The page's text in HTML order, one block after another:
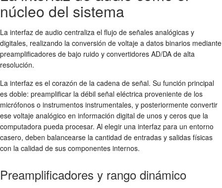
núcleo del sistema
La interfaz de audio centraliza el flujo de señales analógicas y
digitales, realizando la conversión de voltaje a datos binarios mediante
preamplificadores de bajo ruido y convertidores AD/DA de alta
resolución.
La interfaz es el corazón de la cadena de señal. Su función principal
es doble: preamplificar la débil señal eléctrica proveniente de los
micrófonos o instrumentos instrumentales, y posteriormente convertir
ese voltaje analógico en información digital de unos y ceros que la
computadora pueda procesar. Al elegir una interfaz para un entorno
casero, deben balancearse la cantidad de entradas y salidas físicas
con la calidad de sus componentes internos.
Preamplificadores y rango dinámico